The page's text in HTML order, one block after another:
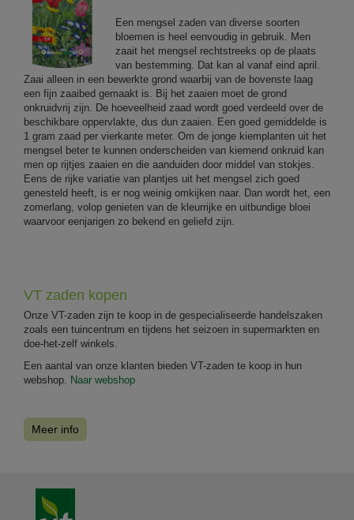
Een mengsel zaden van diverse soorten
bloemen is heel eenvoudig in gebruik. Men
zaait het mengsel rechtstreeks op de plaats
van bestemming. Dat kan al vanaf eind april.
Zaai alleen in een bewerkte grond waarbij van de bovenste laag
een fijn zaaibed gemaakt is. Bij het zaaien moet de grond
onkruidvrij zijn. De hoeveelheid zaad wordt goed verdeeld over de
beschikbare oppervlakte, dus dun zaaien. Een goed gemiddelde is
1 gram zaad per vierkante meter. Om de jonge kiemplanten uit het
mengsel beter te kunnen onderscheiden van kiemend onkruid kan
men op rijtjes zaaien en die aanduiden door middel van stokjes.
Eens de rijke variatie van plantjes uit het mengsel zich goed
genesteld heeft, is er nog weinig omkijken naar. Dan wordt het, een
zomerlang, volop genieten van de kleurrijke en uitbundige bloei
waarvoor eenjarigen zo bekend en geliefd zijn.
VT zaden kopen
Onze VT-zaden zijn te koop in de gespecialiseerde handelszaken
zoals een tuincentrum en tijdens het seizoen in supermarkten en
doe-het-zelf winkels.
Een aantal van onze klanten bieden VT-zaden te koop in hun
webshop.
Naar webshop
Meer info